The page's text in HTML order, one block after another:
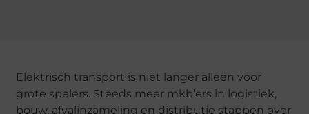
Elektrisch transport is niet langer alleen voor
grote spelers. Steeds meer mkb’ers in logistiek,
bouw, afvalinzameling en distributie stappen over